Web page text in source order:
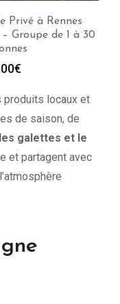
Privé à Rennes
Groupe de 1 à 30
€
produits locaux et
de saison, de
galettes et le
et partagent avec